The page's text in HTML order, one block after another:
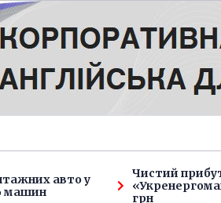
авто у
машин
Чистий
грн